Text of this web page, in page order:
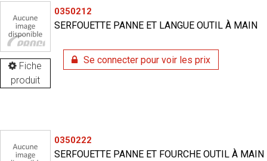
Fiche
produit
0350212
SERFOUETTE PANNE ET LANGUE OUTIL À MAIN
Se connecter pour voir les prix
0350222
SERFOUETTE PANNE ET FOURCHE OUTIL À MAIN